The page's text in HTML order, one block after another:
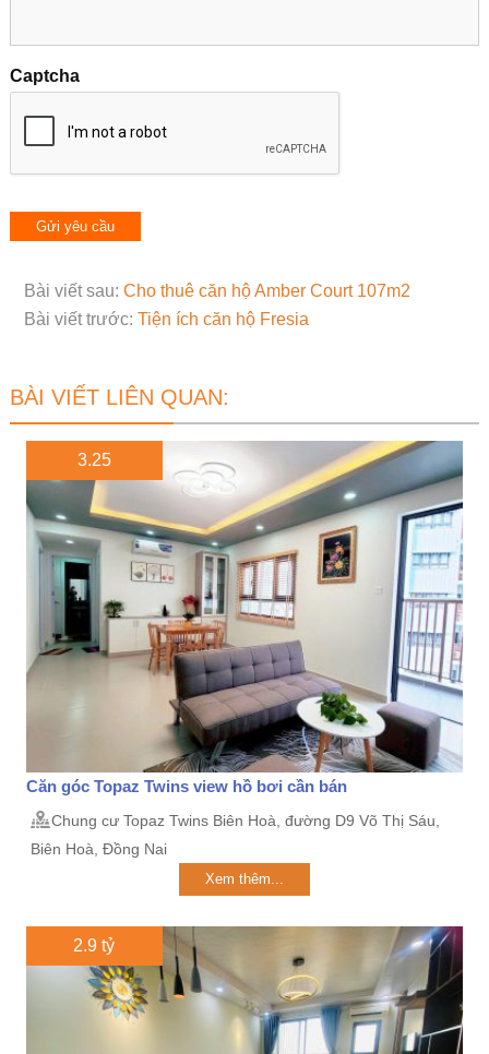
Captcha
Bài viết sau: Cho thuê căn hộ Amber Court 107m2
Bài viết trước: Tiện ích căn hộ Fresia
BÀI VIẾT LIÊN QUAN:
3.25
Căn góc Topaz Twins view hồ bơi cần bán
Chung cư Topaz Twins Biên Hoà, đường D9 Võ Thị Sáu,
Biên Hoà, Đồng Nai
Xem thêm...
2.9 tỷ